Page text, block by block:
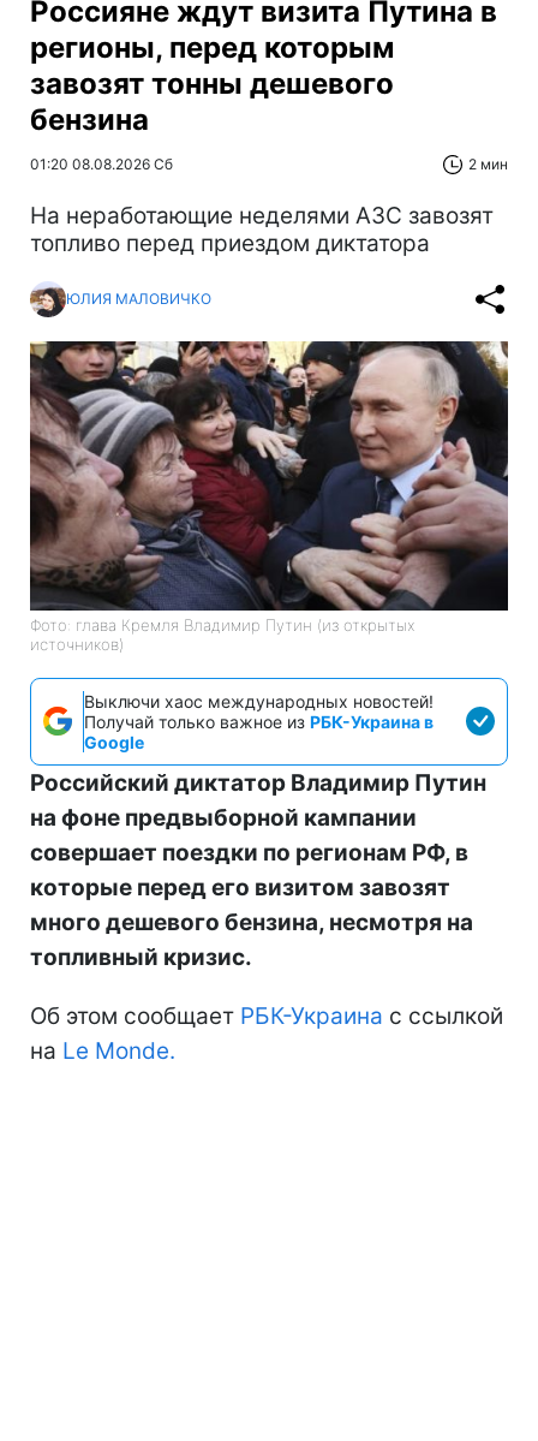
Россияне ждут визита Путина в
регионы, перед которым
завозят тонны дешевого
бензина
01:20 08.08.2026 Сб 2 мин
На неработающие неделями АЗС завозят
топливо перед приездом диктатора
ЮЛИЯ МАЛОВИЧКО
Фото: глава Кремля Владимир Путин (из открытых
источников)
Выключи хаос международных новостей!
Получай только важное из РБК-Украина в
Google
Российский диктатор Владимир Путин
на фоне предвыборной кампании
совершает поездки по регионам РФ, в
которые перед его визитом завозят
много дешевого бензина, несмотря на
топливный кризис.
Об этом сообщает РБК-Украина с ссылкой
на Le Monde.